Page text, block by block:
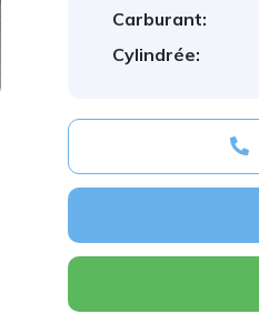
Carburant:
Cylindrée: